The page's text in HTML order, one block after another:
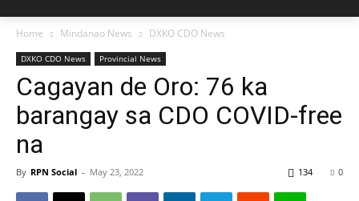
Home Mindanao News DXKO CDO News
DXKO CDO News Provincial News
Cagayan de Oro: 76 ka
barangay sa CDO COVID-free
na
By RPN Social - May 23, 2022 0
134